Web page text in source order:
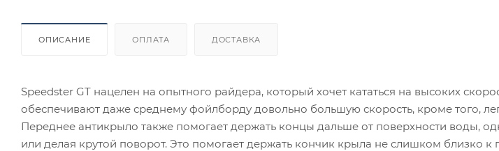
ОПИСАНИЕ ОПЛАТА ДОСТАВКА
Speedster GT нацелен на опытного райдера, который хочет кататься на высоких
обеспечивают даже среднему фойлборду довольно большую скорость, кроме того,
Переднее антикрыло также помогает держать концы дальше от поверхности воды,
или делая крутой поворот. Это помогает держать кончик крыла не слишком близко к